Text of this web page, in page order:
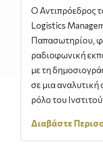
Ο Αντιπρόεδρος
Logistics
Παπασωτηρίου,
ραδιοφωνική
με τη
σε μια
ρόλο του
Διαβάστε